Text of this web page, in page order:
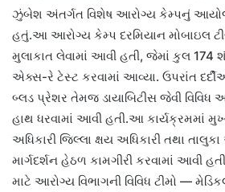
ઝુંબેશ અંતર્ગત વિશેષ આરોગ્ય કેમ્પનું
હતું.આ આરોગ્ય કેમ્પ દરમિયાન મોબાઇલ
મુલાકાત લેવામાં આવી હતી, જેમાં કુલ 174
એક્સ-રે ટેસ્ટ કરવામાં આવ્યા. ઉપરાંત
બ્લડ પ્રેશર તેમજ ડાયાબિટીસ જેવી
હાથ ધરવામાં આવી હતી.આ કાર્યક્રમમાં
અધિકારી જિલ્લા ક્ષય અધિકારી તથા
માર્ગદર્શન હેઠળ કામગીરી કરવામાં આવી
માટે આરોગ્ય વિભાગની વિવિધ ટીમો —